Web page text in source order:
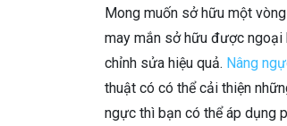
Mong muốn sở hữu một
may mắn sở hữu được ngoại
chỉnh sửa hiệu quả. Nâng
thuật có có thể cải thiện
ngực thì bạn có thể áp dụng